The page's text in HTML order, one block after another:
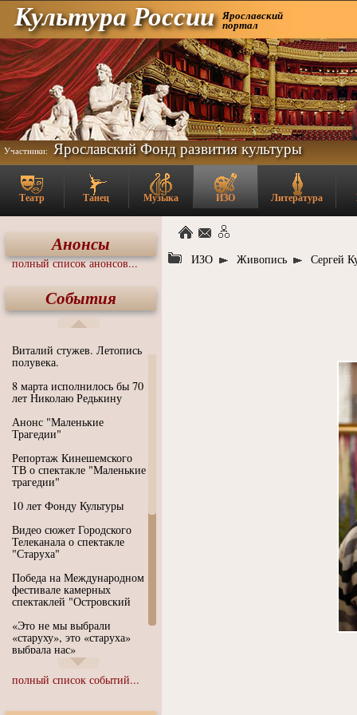
Культура России Ярославский
портал
Участники: Ярославский Фонд развития культуры
Театр Танец Музыка ИЗО Литература
Анонсы
полный список анонсов...
События
Виталий стужев. Летопись
полувека.
8 марта исполнилось бы 70
лет Николаю Редькину
Анонс "Маленькие
Трагедии"
Репортаж Кинешемского
ТВ о спектакле "Маленькие
трагедии"
10 лет Фонду Культуры
Видео сюжет Городского
Телеканала о спектакле
"Старуха"
Победа на Международном
фестивале камерных
спектаклей "Островский
«Это не мы выбрали
«старуху», это «старуха»
выбрала нас»
Иммерсивный спектакль
"Язык чистого полета
полный список событий...
ИЗО Живопись Сергей